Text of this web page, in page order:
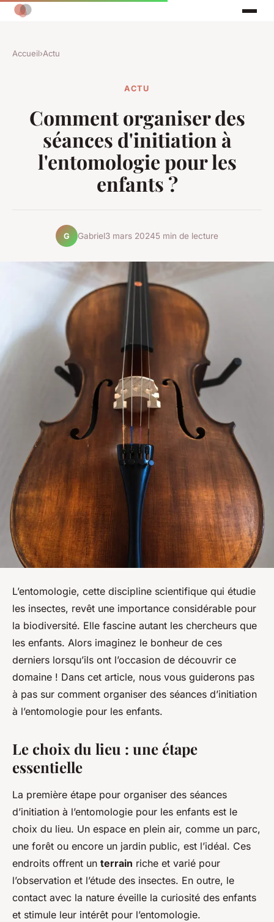
Accueil›Actu
ACTU
Comment organiser des
séances d'initiation à
l'entomologie pour les
enfants ?
G Gabriel3 mars 20245 min de lecture
L’entomologie, cette discipline scientifique qui étudie
les insectes, revêt une importance considérable pour
la biodiversité. Elle fascine autant les chercheurs que
les enfants. Alors imaginez le bonheur de ces
derniers lorsqu’ils ont l’occasion de découvrir ce
domaine ! Dans cet article, nous vous guiderons pas
à pas sur comment organiser des séances d’initiation
à l’entomologie pour les enfants.
Le choix du lieu : une étape
essentielle
La première étape pour organiser des séances
d’initiation à l’entomologie pour les enfants est le
choix du lieu. Un espace en plein air, comme un parc,
une forêt ou encore un jardin public, est l’idéal. Ces
endroits offrent un terrain riche et varié pour
l’observation et l’étude des insectes. En outre, le
contact avec la nature éveille la curiosité des enfants
et stimule leur intérêt pour l’entomologie.